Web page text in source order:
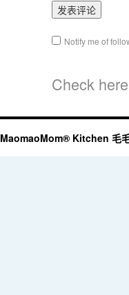
Notify me of
Check
MaomaoMom® Kitchen 毛